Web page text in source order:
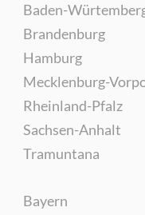
Baden-
Brandenburg
Hamburg
Mecklenburg-
Rheinland-Pfalz
Sachsen-Anhalt
Tramuntana
Bayern